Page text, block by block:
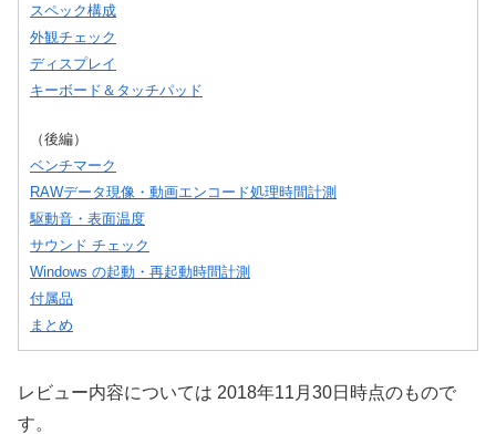
スペック構成
外観チェック
ディスプレイ
キーボード＆タッチパッド
（後編）
ベンチマーク
RAWデータ現像・動画エンコード処理時間計測
駆動音・表面温度
サウンド チェック
Windows の起動・再起動時間計測
付属品
まとめ
レビュー内容については 2018年11月30日時点のもので
す。